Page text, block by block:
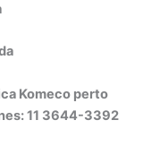
Komeco perto
11 3644-3392